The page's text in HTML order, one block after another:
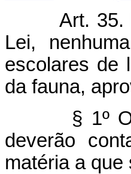
Art. 35.
Lei,
escolares de
da fauna,
§ 1º
deverão
matéria a